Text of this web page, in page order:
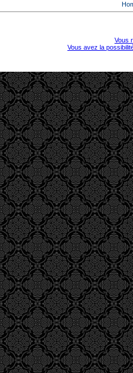
Vous
Vous avez la